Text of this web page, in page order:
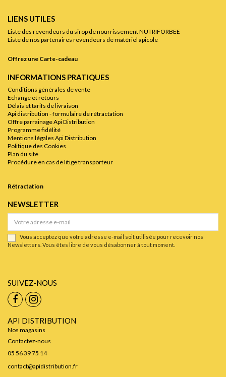
LIENS UTILES
Liste des revendeurs du sirop de nourrissement NUTRIFORBEE
Liste de nos partenaires revendeurs de matériel apicole
Offrez une Carte-cadeau
INFORMATIONS PRATIQUES
Conditions générales de vente
Echange et retours
Délais et tarifs de livraison
Api distribution - formulaire de rétractation
Offre parrainage Api Distribution
Programme fidélité
Mentions légales Api Distribution
Politique des Cookies
Plan du site
Procédure en cas de litige transporteur
Rétractation
NEWSLETTER
Vous acceptez que votre adresse e-mail soit utilisée pour recevoir nos
Newsletters. Vous êtes libre de vous désabonner à tout moment.
SUIVEZ-NOUS
API DISTRIBUTION
Nos magasins
Contactez-nous
05 56 39 75 14
contact@apidistribution.fr